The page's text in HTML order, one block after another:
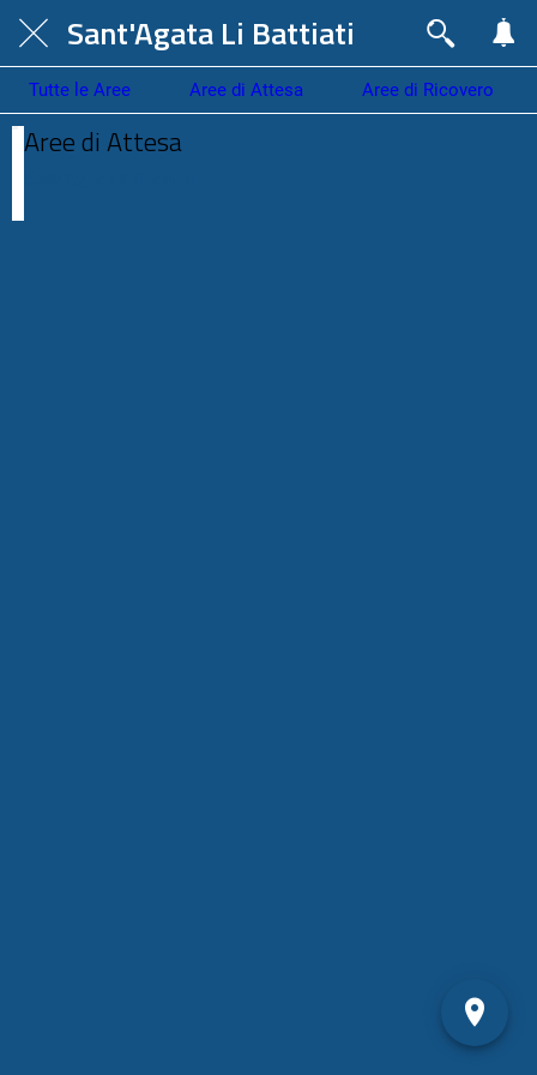
Sant'Agata Li Battiati
Tutte le Aree Aree di Attesa Aree di Ricovero
Aree di Attesa